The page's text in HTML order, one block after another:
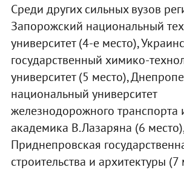
Среди других сильных вузов
Запорожский национальный
университет (4-е место),
государственный химико-
университет (5 место),
национальный университет
железнодорожного транспорта
академика В.Лазаряна (6 место),
Приднепровская
строительства и архитектуры (7